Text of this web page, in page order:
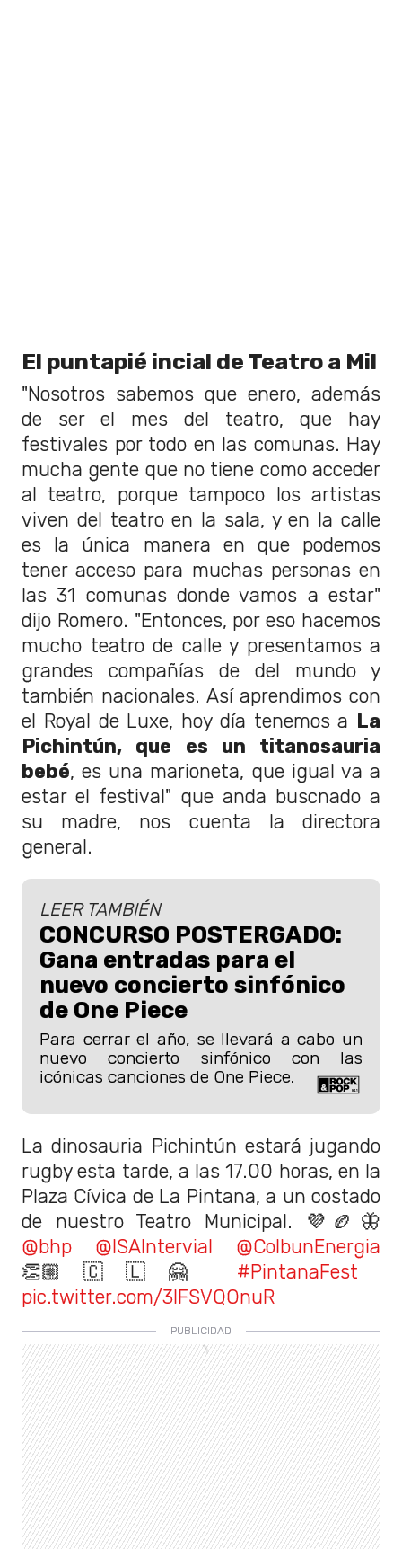
El puntapié incial de Teatro a Mil
"Nosotros sabemos que enero, además
de ser el mes del teatro, que hay
festivales por todo en las comunas. Hay
mucha gente que no tiene como acceder
al teatro, porque tampoco los artistas
viven del teatro en la sala, y en la calle
es la única manera en que podemos
tener acceso para muchas personas en
las 31 comunas donde vamos a estar"
dijo Romero. "Entonces, por eso hacemos
mucho teatro de calle y presentamos a
grandes compañías de del mundo y
también nacionales. Así aprendimos con
el Royal de Luxe, hoy día tenemos a La
Pichintún, que es un titanosauria
bebé, es una marioneta, que igual va a
estar el festival" que anda buscnado a
su madre, nos cuenta la directora
general.
LEER TAMBIÉN
CONCURSO POSTERGADO:
Gana entradas para el
nuevo concierto sinfónico
de One Piece
Para cerrar el año, se llevará a cabo un
nuevo concierto sinfónico con las
icónicas canciones de One Piece.
La dinosauria Pichintún estará jugando
rugby esta tarde, a las 17.00 horas, en la
Plaza Cívica de La Pintana, a un costado
de nuestro Teatro Municipal. 💜🏉🦋
@bhp
@ISAIntervial
@ColbunEnergia
👏🏼🇨🇱🤗 #PintanaFest
pic.twitter.com/3lFSVQOnuR